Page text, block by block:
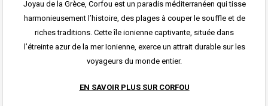
Joyau de la Grèce, Corfou est un paradis méditerranéen qui tisse
harmonieusement l’histoire, des plages à couper le souffle et de
riches traditions. Cette île ionienne captivante, située dans
l’étreinte azur de la mer Ionienne, exerce un attrait durable sur les
voyageurs du monde entier.
EN SAVOIR PLUS SUR CORFOU